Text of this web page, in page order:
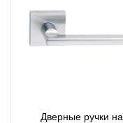
Дверные ручки на